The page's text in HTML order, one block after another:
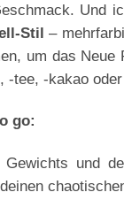
Und
Stil –
um das
-tee, -kakao
go:
und